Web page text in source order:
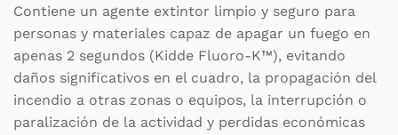
Contiene un agente extintor limpio y seguro para
personas y materiales capaz de apagar un fuego en
apenas 2 segundos (Kidde Fluoro-K™), evitando
daños significativos en el cuadro, la propagación del
incendio a otras zonas o equipos, la interrupción o
paralización de la actividad y perdidas económicas